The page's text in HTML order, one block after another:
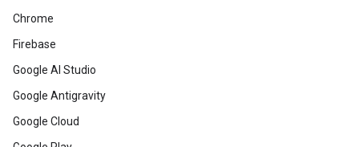
Chrome
Firebase
Google AI Studio
Google Antigravity
Google Cloud